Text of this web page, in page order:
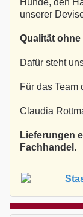
Hunde, den
unserer
Qualität
Dafür steht
Für das Team
Claudia
Lieferungen
Fachhandel.